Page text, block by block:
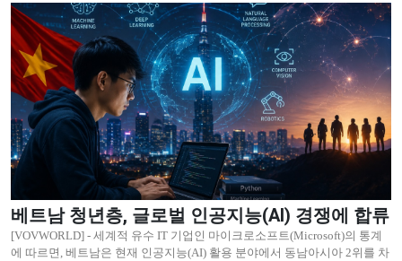
베트남 청년층, 글로벌 인공지능(AI) 경쟁에 합류
[VOVWORLD] - 세계적 유수 IT 기업인 마이크로소프트(Microsoft)의 통계
에 따르면, 베트남은 현재 인공지능(AI) 활용 분야에서 동남아시아 2위를 차